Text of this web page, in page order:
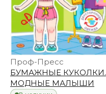
Проф-Пресс
БУМАЖНЫЕ КУКОЛКИ.
МОДНЫЕ МАЛЫШИ